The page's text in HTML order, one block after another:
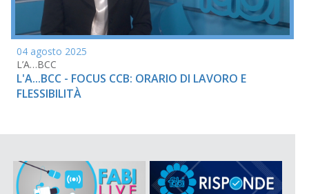
04 agosto 2025
L’A…BCC
L'A...BCC - FOCUS CCB: ORARIO DI LAVORO E
FLESSIBILITÀ